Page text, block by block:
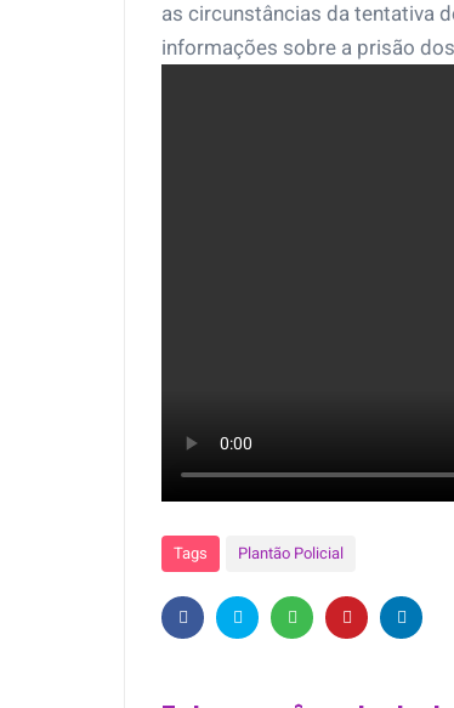
as circunstâncias da tentativa
informações sobre a prisão
Tags Plantão Policial